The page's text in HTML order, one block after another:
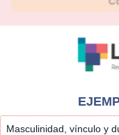
Masculinidad, vínculo y